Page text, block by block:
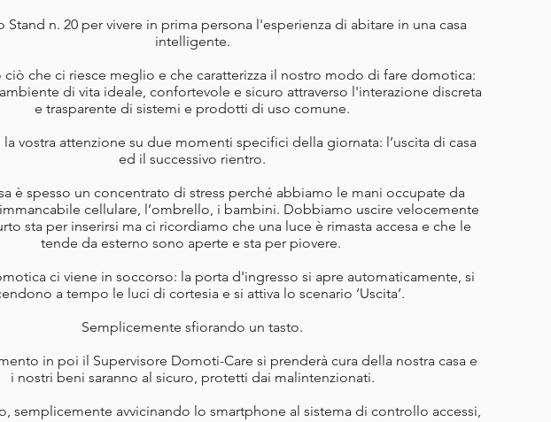
Stand n. 20 per vivere in prima persona l'esperienza di abitare in una casa
intelligente.
ciò che ci riesce meglio e che caratterizza il nostro modo di fare domotica:
di vita ideale, confortevole e sicuro attraverso l'interazione discreta
e trasparente di sistemi e prodotti di uso comune.
vostra attenzione su due momenti specifici della giornata: l’uscita di casa
ed il successivo rientro.
è spesso un concentrato di stress perché abbiamo le mani occupate da
cellulare, l’ombrello, i bambini. Dobbiamo uscire velocemente
sta per inserirsi ma ci ricordiamo che una luce è rimasta accesa e che le
tende da esterno sono aperte e sta per piovere.
ci viene in soccorso: la porta d'ingresso si apre automaticamente, si
a tempo le luci di cortesia e si attiva lo scenario ‘Uscita’.
Semplicemente sfiorando un tasto.
in poi il Supervisore Domoti-Care si prenderà cura della nostra casa e
i nostri beni saranno al sicuro, protetti dai malintenzionati.
semplicemente avvicinando lo smartphone al sistema di controllo accessi,